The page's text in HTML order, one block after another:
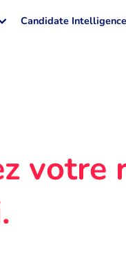
Candidate Intelligence
votre